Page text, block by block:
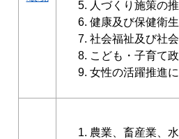
人づくり施策の
健康及び保健衛
社会福祉及び社
こども・子育て
女性の活躍推進
農業、畜産業、